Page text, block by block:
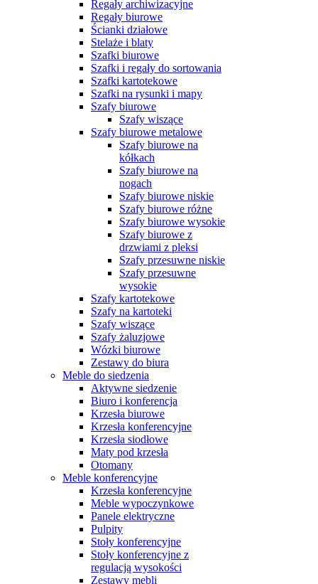
Regały archiwizacyjne
Regały biurowe
Ścianki działowe
Stelaże i blaty
Szafki biurowe
Szafki i regały do sortowania
Szafki kartotekowe
Szafki na rysunki i mapy
Szafy biurowe
Szafy wiszące
Szafy biurowe metalowe
Szafy biurowe na
kółkach
Szafy biurowe na
nogach
Szafy biurowe niskie
Szafy biurowe różne
Szafy biurowe wysokie
Szafy biurowe z
drzwiami z pleksi
Szafy przesuwne niskie
Szafy przesuwne
wysokie
Szafy kartotekowe
Szafy na kartoteki
Szafy wiszące
Szafy żaluzjowe
Wózki biurowe
Zestawy do biura
Meble do siedzenia
Aktywne siedzenie
Biuro i konferencja
Krzesła biurowe
Krzesła konferencyjne
Krzesła siodłowe
Maty pod krzesła
Otomany
Meble konferencyjne
Krzesła konferencyjne
Meble wypoczynkowe
Panele elektryczne
Pulpity
Stoły konferencyjne
Stoły konferencyjne z
regulacją wysokości
Zestawy mebli